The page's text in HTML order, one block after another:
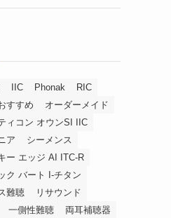
IIC Phonak
RIC
すすめ
オーダーメイド
ィコン オウンSI IIC
ア
シーメンス
ー エッジ AI ITC-R
ク バート I-チタン
難聴
リサウンド
一側性難聴 両耳補聴器